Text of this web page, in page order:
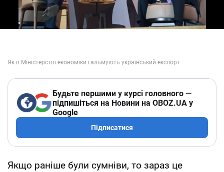
Будьте першими у курсі головного —
підпишіться на Новини на OBOZ.UA у
Google
Підписатися
Якщо раніше були сумніви, то зараз це